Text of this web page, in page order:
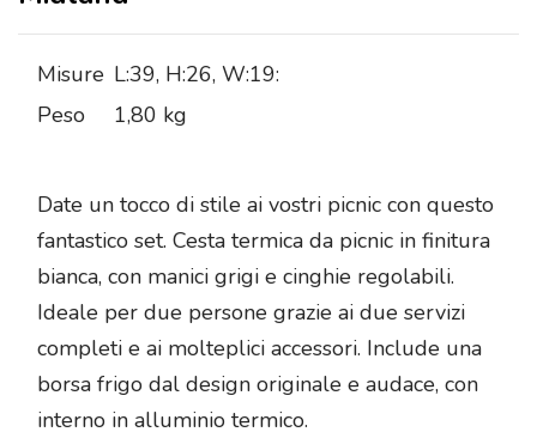
Misure L:39, H:26, W:19:
Peso
1,80 kg
Date un tocco di stile ai vostri picnic con questo
fantastico set. Cesta termica da picnic in finitura
bianca, con manici grigi e cinghie regolabili.
Ideale per due persone grazie ai due servizi
completi e ai molteplici accessori. Include una
borsa frigo dal design originale e audace, con
interno in alluminio termico.